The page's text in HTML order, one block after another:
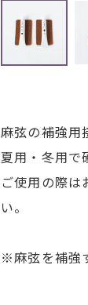
麻弦の補強用
夏用・冬用で
ご使用の際
い。
※麻弦を補強